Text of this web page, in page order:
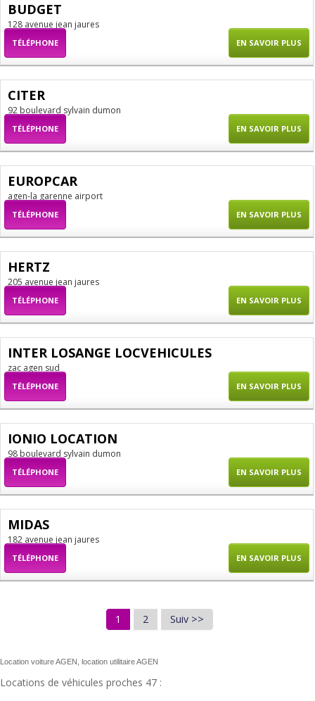
BUDGET
128 avenue jean jaures
TÉLÉPHONE EN SAVOIR PLUS
CITER
92 boulevard sylvain dumon
TÉLÉPHONE EN SAVOIR PLUS
EUROPCAR
agen-la garenne airport
TÉLÉPHONE EN SAVOIR PLUS
HERTZ
205 avenue jean jaures
TÉLÉPHONE EN SAVOIR PLUS
INTER LOSANGE LOCVEHICULES
zac agen sud
TÉLÉPHONE EN SAVOIR PLUS
IONIO LOCATION
98 boulevard sylvain dumon
TÉLÉPHONE EN SAVOIR PLUS
MIDAS
182 avenue jean jaures
TÉLÉPHONE EN SAVOIR PLUS
1 2 Suiv >>
Location voiture AGEN, location utilitaire AGEN
Locations de véhicules proches 47 :